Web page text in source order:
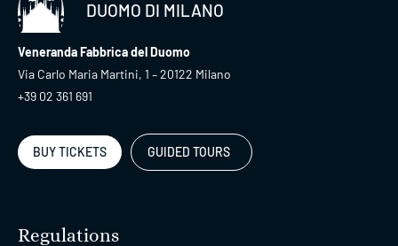
DUOMO DI MILANO
Veneranda Fabbrica del Duomo
Via Carlo Maria Martini, 1 – 20122 Milano
+39 02 361 691
BUY TICKETS GUIDED TOURS
Regulations